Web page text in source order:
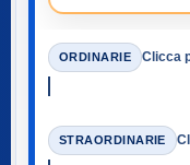
ORDINARIE Clicca
STRAORDINARIE